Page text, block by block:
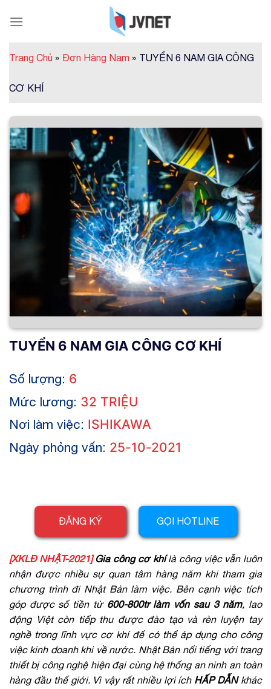
Trang Chủ » Đơn Hàng Nam » TUYỂN 6 NAM GIA CÔNG
CƠ KHÍ
TUYỂN 6 NAM GIA CÔNG CƠ KHÍ
Số lượng: 6
Mức lương: 32 TRIỆU
Nơi làm việc: ISHIKAWA
Ngày phỏng vấn: 25-10-2021
ĐĂNG KÝ GỌI HOTLINE
[XKLĐ NHẬT-2021]Gia công cơ khílà công việc vẫn luôn
nhận được nhiều sự quan tâm hàng năm khi tham gia
chương trình đi Nhật Bản làm việc. Bên cạnh việc tích
góp được số tiền từ 600-800tr làm vốn sau 3 năm, lao
động Việt còn tiếp thu được đào tạo và rèn luyện tay
nghề trong lĩnh vực cơ khí để có thể áp dụng cho công
việc kinh doanh khi về nước. Nhật Bản nổi tiếng với trang
thiết bị công nghệ hiện đại cùng hệ thống an ninh an toàn
hàng đầu thế giới. Vì vậy rất nhiều lợi ích HẤP DẪN khác